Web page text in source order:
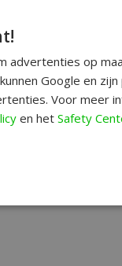
advertenties op
Google en
Voor meer
en het Safety